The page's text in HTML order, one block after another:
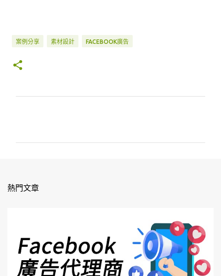
案例分享 素材設計 FACEBOOK廣告
熱門文章